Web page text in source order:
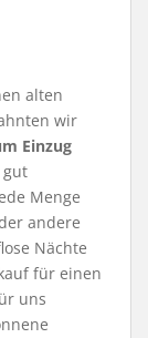
alten
wir
Einzug
gut
Menge
andere
Nächte
für einen
uns